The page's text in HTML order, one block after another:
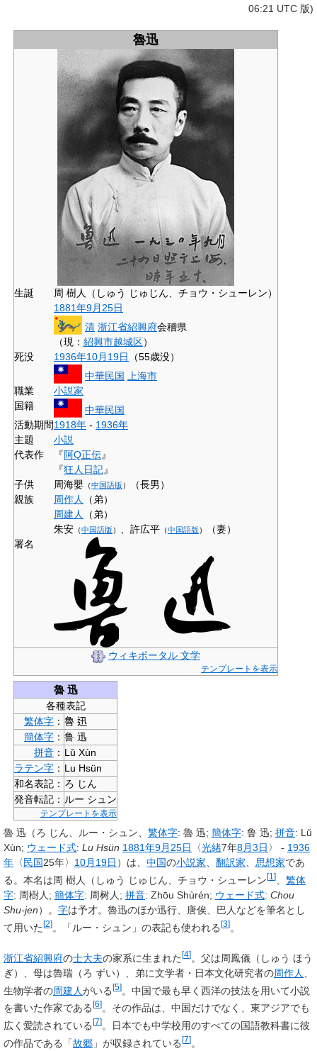
06:21 UTC 版)
魯迅
生誕
周 樹人（しゅう じゅじん、チョウ・シューレン）
1881年9月25日
清 浙江省紹興府会稽県
（現： 紹興市越城区）
死没
1936年10月19日
（55歳没）
中華民国
上海市
職業
小説家
国籍
中華民国
活動期間1918年 - 1936年
主題
小説
代表作
『阿Q正伝』
『狂人日記』
子供
周海嬰 （中国語版）
（長男）
親族
周作人
（弟）
周建人
（弟）
朱安 （中国語版） 許広平 （中国語版）
（妻）
署名
ウィキポータル 文学
テンプレートを表示
魯 迅
各種表記
繁体字 ： 魯 迅
簡体字 ： 鲁 迅
拼音 ： Lǔ Xùn
ラテン字 ： Lu Hsün
和名表記： ろ じん
発音転記： ルー シュン
テンプレートを表示
魯 迅 （ろ じん、ルー・シュン、 繁体字: 魯 迅; 簡体字: 鲁 迅; 拼音: Lǔ
Xùn; ウェード式: Lu Hsün 1881年9月25日 〈光緒7年8月3日 〉 - 1936
年 〈 民国25年〉 10月19日 ）は、 中国の小説家 翻訳家 思想家であ
る。本名は周 樹人 （しゅう じゅじん、チョウ・シューレン[1 ]
繁体
字: 周樹人 ; 簡体字: 周树人 ; 拼音: Zhōu Shùrén; ウェード式: Chou
Shu-jen）。 字は予才。魯迅のほか迅行、唐俟、巴人などを筆名とし
て用いた[2]。「ルー・シュン」の表記も使われる[3]。
浙江省紹興府の士大夫の家系に生まれた[4]。父は周鳳儀（しゅう ほう
ぎ）、母は魯瑞（ろ ずい）、弟に文学者・日本文化研究者の周作人
生物学者の周建人がいる[5]。中国で最も早く西洋の技法を用いて小説
を書いた作家である [6] 。その作品は、中国だけでなく、東アジアでも
広く愛読されている[7]。日本でも中学校用のすべての国語教科書に彼
の作品である「故郷 」が収録されている[7]。